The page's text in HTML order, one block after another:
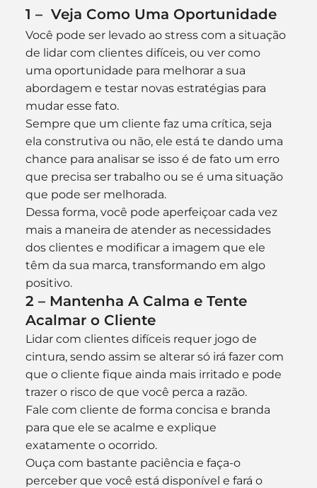
1 –  Veja Como Uma Oportunidade
Você pode ser levado ao stress com a situação
de lidar com clientes difíceis, ou ver como
uma oportunidade para melhorar a sua
abordagem e testar novas estratégias para
mudar esse fato.
Sempre que um cliente faz uma crítica, seja
ela construtiva ou não, ele está te dando uma
chance para analisar se isso é de fato um erro
que precisa ser trabalho ou se é uma situação
que pode ser melhorada.
Dessa forma, você pode aperfeiçoar cada vez
mais a maneira de atender as necessidades
dos clientes e modificar a imagem que ele
têm da sua marca, transformando em algo
positivo.
2 – Mantenha A Calma e Tente
Acalmar o Cliente
Lidar com clientes difíceis requer jogo de
cintura, sendo assim se alterar só irá fazer com
que o cliente fique ainda mais irritado e pode
trazer o risco de que você perca a razão.
Fale com cliente de forma concisa e branda
para que ele se acalme e explique
exatamente o ocorrido.
Ouça com bastante paciência e faça-o
perceber que você está disponível e fará o